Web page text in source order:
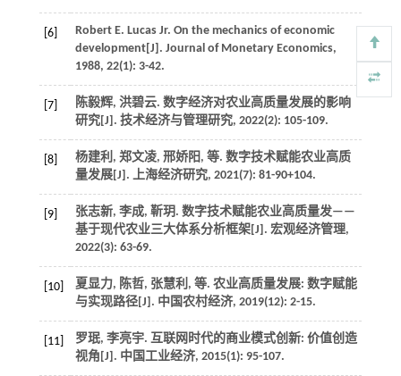
[6] Robert E. Lucas Jr. On the mechanics of economic
development[J]. Journal of Monetary Economics,
1988, 22(1): 3-42.
[7]
陈毅辉, 洪碧云. 数字经济对农业高质量发展的影响
研究[J]. 技术经济与管理研究, 2022(2): 105-109.
[8] 杨建利, 郑文凌, 邢娇阳, 等. 数字技术赋能农业高质
量发展[J]. 上海经济研究, 2021(7): 81-90+104.
[9]
张志新, 李成, 靳玥. 数字技术赋能农业高质量发——
基于现代农业三大体系分析框架[J]. 宏观经济管理,
2022(3): 63-69.
[10] 夏显力, 陈哲, 张慧利, 等. 农业高质量发展: 数字赋能
与实现路径[J]. 中国农村经济, 2019(12): 2-15.
[11]
罗珉, 李亮宇. 互联网时代的商业模式创新: 价值创造
视角[J]. 中国工业经济, 2015(1): 95-107.